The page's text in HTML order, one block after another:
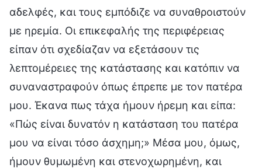
αδελφές, και τους εμπόδιζε να συναθροιστούν
με ηρεμία. Οι επικεφαλής της περιφέρειας
είπαν ότι σχεδίαζαν να εξετάσουν τις
λεπτομέρειες της κατάστασης και κατόπιν να
συναναστραφούν όπως έπρεπε με τον πατέρα
μου. Έκανα πως τάχα ήμουν ήρεμη και είπα:
«Πώς είναι δυνατόν η κατάσταση του πατέρα
μου να είναι τόσο άσχημη;» Μέσα μου, όμως,
ήμουν θυμωμένη και στενοχωρημένη, και